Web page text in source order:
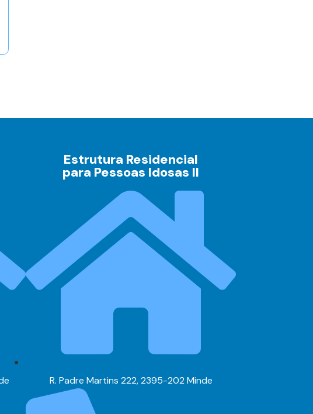
Estrutura Residencial
para Pessoas Idosas II
R. Padre Martins 222, 2395-202 Minde